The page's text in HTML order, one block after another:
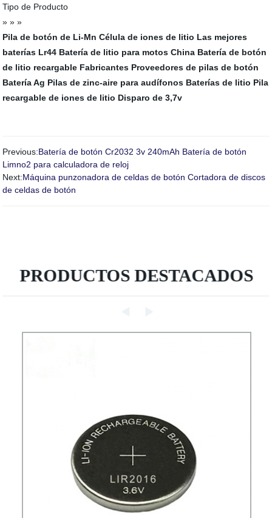
Tipo de Producto
» » »
Pila de botón de Li-Mn Célula de iones de litio Las mejores
baterías Lr44 Batería de litio para motos China Batería de botón
de litio recargable Fabricantes Proveedores de pilas de botón
Batería Ag Pilas de zinc-aire para audífonos Baterías de litio Pila
recargable de iones de litio Disparo de 3,7v
Previous:Batería de botón Cr2032 3v 240mAh Batería de botón
Limno2 para calculadora de reloj
Next:Máquina punzonadora de celdas de botón Cortadora de discos
de celdas de botón
PRODUCTOS DESTACADOS